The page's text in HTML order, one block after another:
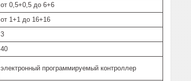
от 0,5+0,5 до 6+6
от 1+1 до 16+16
3
40
электронный программируемый контроллер